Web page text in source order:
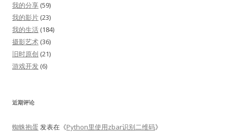
我的分享 (59)
我的影片 (23)
我的生活 (184)
摄影艺术 (36)
旧时原创 (21)
游戏开发 (6)
近期评论
蜘蛛抱蛋 发表在《Python里使用zbar识别二维码》